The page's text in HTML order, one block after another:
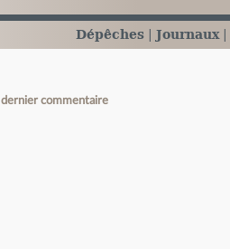
Dépêches Journaux
dernier commentaire